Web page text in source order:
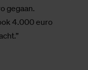
gegaan.
4.000 euro